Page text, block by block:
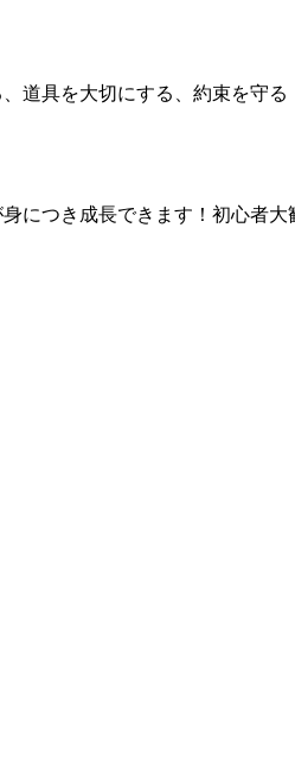
道具を大切にする、約束を守る
につき成長できます！初心者